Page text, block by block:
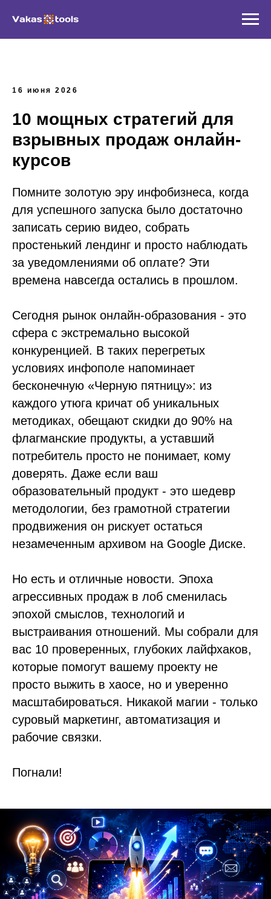
16 июня 2026
10 мощных стратегий для
взрывных продаж онлайн-
курсов
Помните золотую эру инфобизнеса, когда
для успешного запуска было достаточно
записать серию видео, собрать
простенький лендинг и просто наблюдать
за уведомлениями об оплате? Эти
времена навсегда остались в прошлом.
Сегодня рынок онлайн-образования - это
сфера с экстремально высокой
конкуренцией. В таких перегретых
условиях инфополе напоминает
бесконечную «Черную пятницу»: из
каждого утюга кричат об уникальных
методиках, обещают скидки до 90% на
флагманские продукты, а уставший
потребитель просто не понимает, кому
доверять. Даже если ваш
образовательный продукт - это шедевр
методологии, без грамотной стратегии
продвижения он рискует остаться
незамеченным архивом на Google Диске.
Но есть и отличные новости. Эпоха
агрессивных продаж в лоб сменилась
эпохой смыслов, технологий и
выстраивания отношений. Мы собрали для
вас 10 проверенных, глубоких лайфхаков,
которые помогут вашему проекту не
просто выжить в хаосе, но и уверенно
масштабироваться. Никакой магии - только
суровый маркетинг, автоматизация и
рабочие связки.
Погнали!